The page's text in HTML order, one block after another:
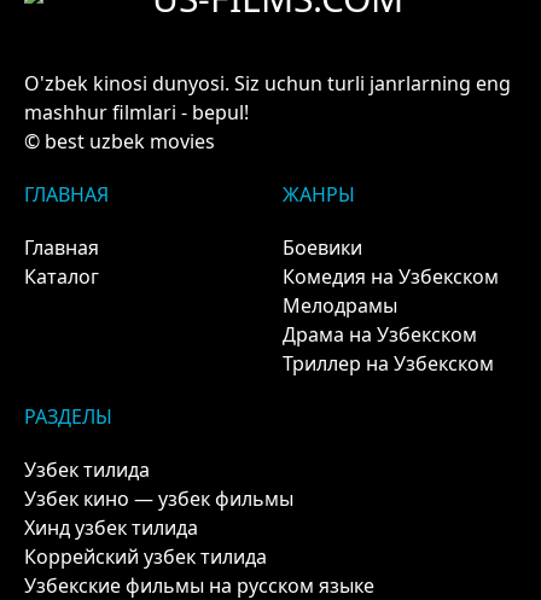
O'zbek kinosi dunyosi. Siz uchun turli janrlarning eng
mashhur filmlari - bepul!
© best uzbek movies
ГЛАВНАЯ
Главная
Каталог
ЖАНРЫ
Боевики
Комедия на Узбекском
Мелодрамы
Драма на Узбекском
Триллер на Узбекском
РАЗДЕЛЫ
Узбек тилида
Узбек кино — узбек фильмы
Хинд узбек тилида
Коррейский узбек тилида
Узбекские фильмы на русском языке